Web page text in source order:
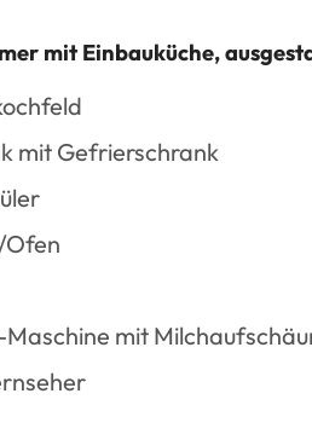
mit Einbauküche,
mit Gefrierschrank
Ofen
Maschine mit